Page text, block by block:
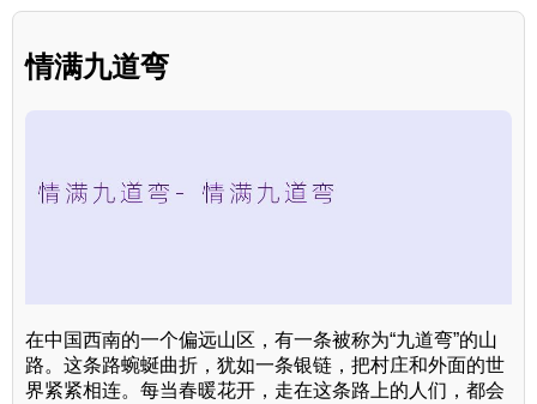
情满九道弯
在中国西南的一个偏远山区，有一条被称为“九道弯”的山
路。这条路蜿蜒曲折，犹如一条银链，把村庄和外面的世
界紧紧相连。每当春暖花开，走在这条路上的人们，都会